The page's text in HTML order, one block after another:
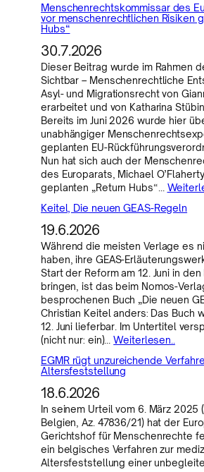
Menschenrechtskommissar des
vor menschenrechtlichen Risiken
Hubs“
30.7.2026
Dieser Beitrag wurde im Rahmen
Sichtbar – Menschenrechtliche
Asyl- und Migrationsrecht von
erarbeitet und von Katharina
Bereits im Juni 2026 wurde hier
unabhängiger
geplanten EU-
Nun hat sich auch der
des Europarats, Michael
geplanten „Return Hubs“…
Keitel, Die neuen GEAS-Regeln
19.6.2026
Während die meisten Verlage es
haben, ihre GEAS-
Start der Reform am 12. Juni in
bringen, ist das beim Nomos-
besprochenen Buch „Die neuen
Christian Keitel anders: Das Buch
12. Juni lieferbar. Im Untertitel
(nicht nur: ein)…Weiterlesen..
EGMR rügt unzureichende
Altersfeststellung
18.6.2026
In seinem Urteil vom 6. März 2025
Belgien, Az. 47836/21) hat der
Gerichtshof für Menschenrechte
ein belgisches Verfahren zur
Altersfeststellung einer